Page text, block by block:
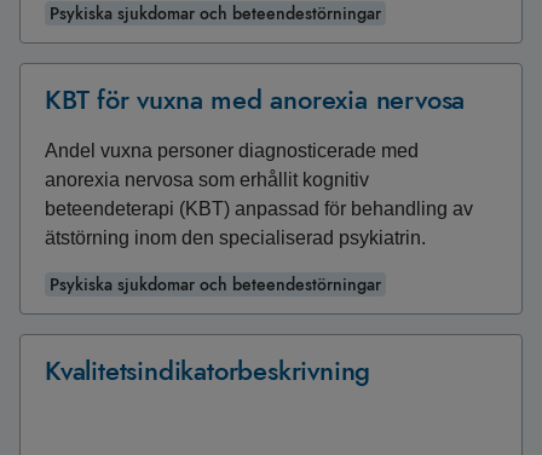
Psykiska sjukdomar och beteendestörningar
KBT för vuxna med anorexia nervosa
Andel vuxna personer diagnosticerade med
anorexia nervosa som erhållit kognitiv
beteendeterapi (KBT) anpassad för behandling av
ätstörning inom den specialiserad psykiatrin.
Psykiska sjukdomar och beteendestörningar
Kvalitetsindikatorbeskrivning